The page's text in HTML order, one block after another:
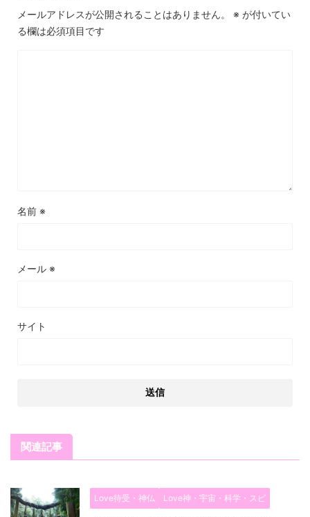
メールアドレスが公開されることはありません。 ※ が付いてい
る欄は必須項目です
名前 ※
メール ※
サイト
関連記事
Love待受・神仏 Love神・宇宙・科学・スピ